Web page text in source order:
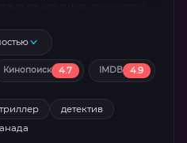
бывших соратников.
Кинопоиск 4.7 IMDB 4.9
триллер детектив